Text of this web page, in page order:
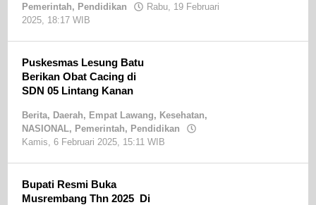
Pemerintah, Pendidikan
Rabu, 19 Februari
2025, 18:17 WIB
Puskesmas Lesung Batu
Berikan Obat Cacing di
SDN 05 Lintang Kanan
Berita, Daerah, Empat Lawang, Kesehatan,
NASIONAL, Pemerintah, Pendidikan
Kamis, 6 Februari 2025, 15:11 WIB
Bupati Resmi Buka
Musrembang Thn 2025 Di